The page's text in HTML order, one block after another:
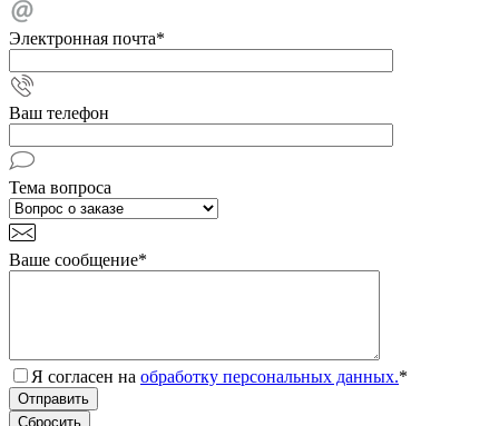
Электронная почта*
Ваш телефон
Тема вопроса
Ваше сообщение*
Я согласен на обработку персональных данных.*